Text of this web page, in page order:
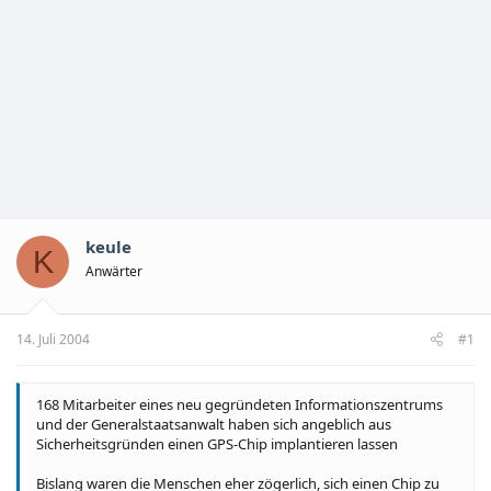
K keule
Anwärter
14. Juli 2004 #1
168 Mitarbeiter eines neu gegründeten Informationszentrums
und der Generalstaatsanwalt haben sich angeblich aus
Sicherheitsgründen einen GPS-Chip implantieren lassen
Bislang waren die Menschen eher zögerlich, sich einen Chip zu